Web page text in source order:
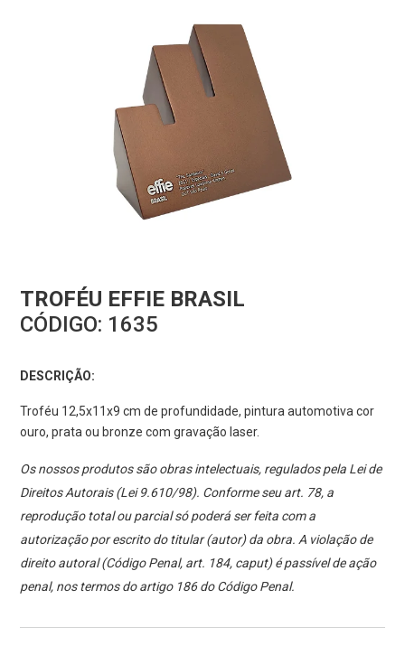
TROFÉU EFFIE BRASIL
CÓDIGO: 1635
DESCRIÇÃO:
Troféu 12,5x11x9 cm de profundidade, pintura automotiva cor
ouro, prata ou bronze com gravação laser.
Os nossos produtos são obras intelectuais, regulados pela Lei de
Direitos Autorais (Lei 9.610/98). Conforme seu art. 78, a
reprodução total ou parcial só poderá ser feita com a
autorização por escrito do titular (autor) da obra. A violação de
direito autoral (Código Penal, art. 184, caput) é passível de ação
penal, nos termos do artigo 186 do Código Penal.